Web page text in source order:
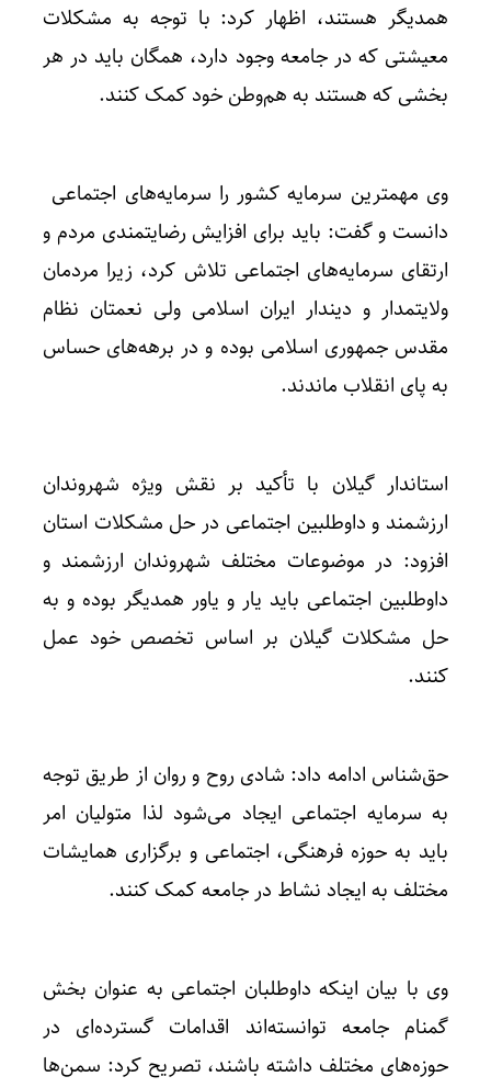
همدیگر هستند، اظهار کرد: با توجه به مشکلات
معیشتی که در جامعه وجود دارد، همگان باید در هر
بخشی که هستند به هم‌وطن خود کمک‌ کنند.
وی مهمترین سرمایه کشور را سرمایه‌های اجتماعی
دانست و گفت: باید برای افزایش رضایتمندی مردم و
ارتقای سرمایه‌های اجتماعی تلاش کرد، زیرا مردمان
ولایتمدار و دیندار ایران اسلامی ولی نعمتان نظام
مقدس جمهوری اسلامی بوده و در برهه‌های حساس
به پای انقلاب ماندند.
استاندار گیلان با تأکید بر نقش ویژه شهروندان
ارزشمند و داوطلبین اجتماعی در حل مشکلات استان
افزود: در موضوعات مختلف شهروندان ارزشمند و
داوطلبین اجتماعی باید یار و یاور همدیگر بوده و به
حل مشکلات گیلان بر اساس تخصص خود عمل
کنند.
حق‌شناس ادامه داد: شادی روح و روان از طریق توجه
به سرمایه اجتماعی ایجاد می‌شود لذا متولیان امر
باید به حوزه فرهنگی، اجتماعی و برگزاری همایشات
مختلف به ایجاد نشاط در جامعه کمک کنند.
وی با بیان اینکه داوطلبان اجتماعی به عنوان بخش
گمنام جامعه توانسته‌اند اقدامات گسترده‌ای در
حوزه‌های مختلف داشته باشند، تصریح کرد: سمن‌ها